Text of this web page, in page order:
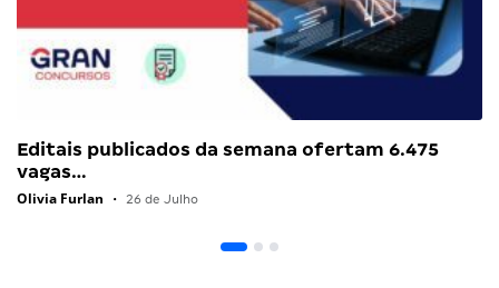
Editais publicados da semana ofertam 6.475
vagas…
Olivia Furlan • 26 de Julho